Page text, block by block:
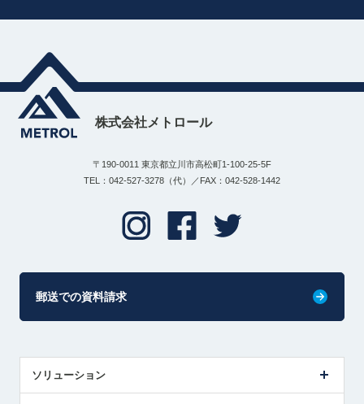
株式会社メトロール
〒190-0011 東京都立川市高松町1-100-25-5F
TEL：042-527-3278（代）／FAX：042-528-1442
郵送での資料請求
ソリューション